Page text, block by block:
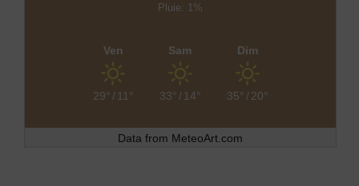
Pluie: 1%
Ven
29°/ 11°
Sam
33°/ 14°
Dim
35°/ 20°
Data from MeteoArt.com